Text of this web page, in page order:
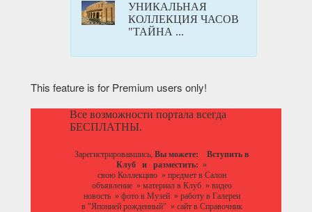
УНИКАЛЬНАЯ
КОЛЛЕКЦИЯ ЧАСОВ
"ТАЙНА ...
This feature is for Premium users only!
Все возможности портала всегда
БЕСПЛАТНЫ.
Зарегистрировавшись, Вы можете:
Вступить в
Клуб
и разместить: »
свою Коллекцию» предмет в Салон
объявление» материал в Клуб» видео
новость» фото в Музей» работу в Галереи
в "Японией рожденный" » сайт в Справочник